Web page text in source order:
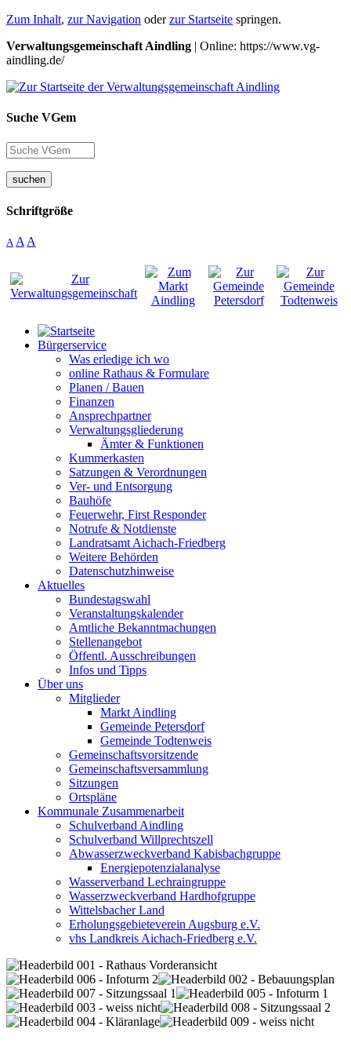
Zum Inhalt, zur Navigation oderzur Startseite springen.
Verwaltungsgemeinschaft Aindling | Online: https://www.vg-
aindling.de/
Suche VGem
suchen
Schriftgröße
A A A
Bürgerservice
Was erledige ich wo
online Rathaus & Formulare
Planen / Bauen
Finanzen
Ansprechpartner
Verwaltungsgliederung
Ämter & Funktionen
Kummerkasten
Satzungen & Verordnungen
Ver- und Entsorgung
Bauhöfe
Feuerwehr, First Responder
Notrufe & Notdienste
Landratsamt Aichach-Friedberg
Weitere Behörden
Datenschutzhinweise
Aktuelles
Bundestagswahl
Veranstaltungskalender
Amtliche Bekanntmachungen
Stellenangebot
Öffentl. Ausschreibungen
Infos und Tipps
Über uns
Mitglieder
Markt Aindling
Gemeinde Petersdorf
Gemeinde Todtenweis
Gemeinschaftsvorsitzende
Gemeinschaftsversammlung
Sitzungen
Ortspläne
Kommunale Zusammenarbeit
Schulverband Aindling
Schulverband Willprechtszell
Abwasserzweckverband Kabisbachgruppe
Energiepotenzialanalyse
Wasserverband Lechraingruppe
Wasserzweckverband Hardhofgruppe
Wittelsbacher Land
Erholungsgebieteverein Augsburg e.V.
vhs Landkreis Aichach-Friedberg e.V.